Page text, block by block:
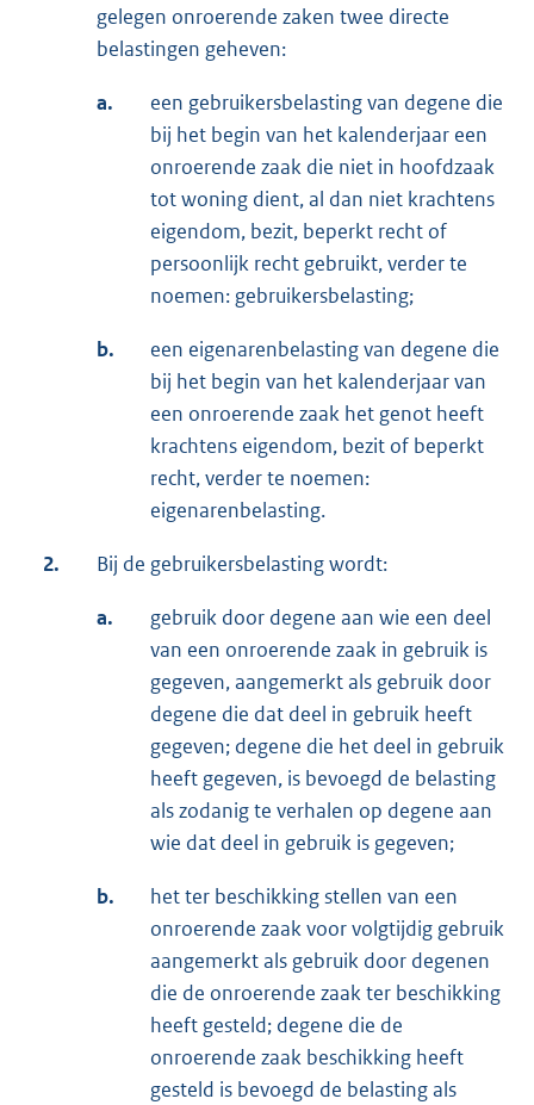
gelegen onroerende zaken twee directe
belastingen geheven:
a.
een gebruikersbelasting van degene die
bij het begin van het kalenderjaar een
onroerende zaak die niet in hoofdzaak
tot woning dient, al dan niet krachtens
eigendom, bezit, beperkt recht of
persoonlijk recht gebruikt, verder te
noemen: gebruikersbelasting;
b.
een eigenarenbelasting van degene die
bij het begin van het kalenderjaar van
een onroerende zaak het genot heeft
krachtens eigendom, bezit of beperkt
recht, verder te noemen:
eigenarenbelasting.
2. Bij de gebruikersbelasting wordt:
a.
gebruik door degene aan wie een deel
van een onroerende zaak in gebruik is
gegeven, aangemerkt als gebruik door
degene die dat deel in gebruik heeft
gegeven; degene die het deel in gebruik
heeft gegeven, is bevoegd de belasting
als zodanig te verhalen op degene aan
wie dat deel in gebruik is gegeven;
b.
het ter beschikking stellen van een
onroerende zaak voor volgtijdig gebruik
aangemerkt als gebruik door degenen
die de onroerende zaak ter beschikking
heeft gesteld; degene die de
onroerende zaak beschikking heeft
gesteld is bevoegd de belasting als